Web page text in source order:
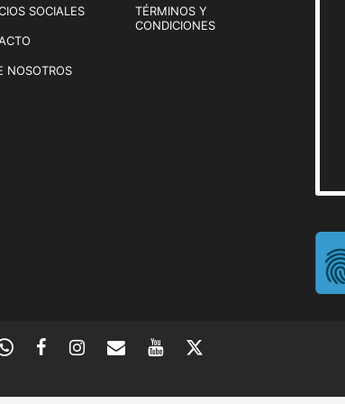
a
p
e
e
SOCIALES
NOSOTROS
TÉRMINOS Y
CONDICIONES